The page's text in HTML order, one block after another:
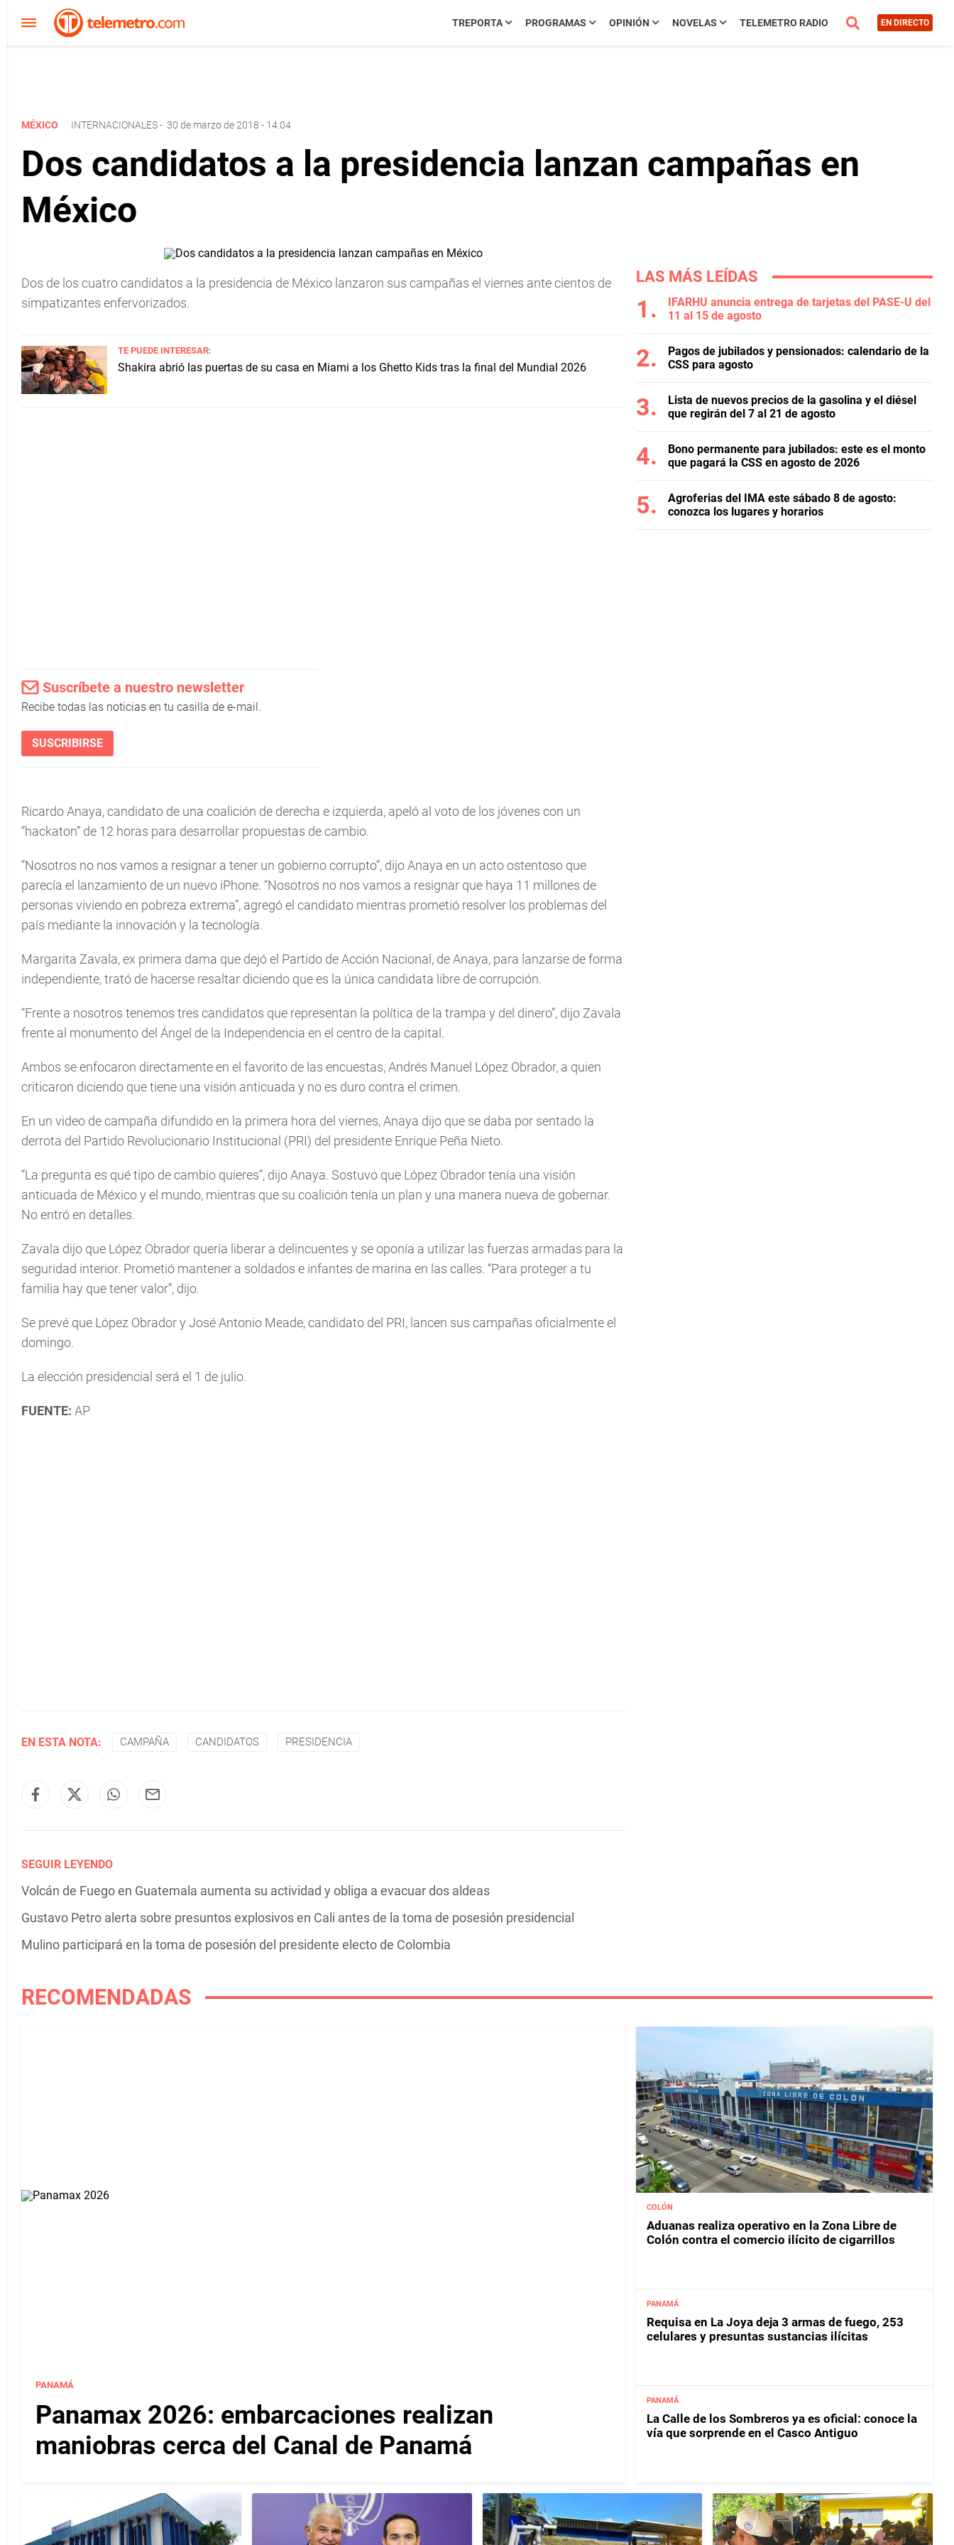
TREPORTA PROGRAMAS OPINIÓN NOVELAS TELEMETRO RADIO EN DIRECTO
MÉXICO INTERNACIONALES- 30 de marzo de 2018 - 14:04
Dos candidatos a la presidencia lanzan campañas en
México
Dos de los cuatro candidatos a la presidencia de México lanzaron sus campañas el viernes ante cientos de
simpatizantes enfervorizados.
TE PUEDE INTERESAR:
Shakira abrió las puertas de su casa en Miami a los Ghetto Kids tras la final del Mundial 2026
Suscríbete a nuestro newsletter
Recibe todas las noticias en tu casilla de e-mail.
SUSCRIBIRSE
Ricardo Anaya, candidato de una coalición de derecha e izquierda, apeló al voto de los jóvenes con un
“hackaton” de 12 horas para desarrollar propuestas de cambio.
“Nosotros no nos vamos a resignar a tener un gobierno corrupto”, dijo Anaya en un acto ostentoso que
parecía el lanzamiento de un nuevo iPhone. “Nosotros no nos vamos a resignar que haya 11 millones de
personas viviendo en pobreza extrema”, agregó el candidato mientras prometió resolver los problemas del
país mediante la innovación y la tecnología.
Margarita Zavala, ex primera dama que dejó el Partido de Acción Nacional, de Anaya, para lanzarse de forma
independiente, trató de hacerse resaltar diciendo que es la única candidata libre de corrupción.
“Frente a nosotros tenemos tres candidatos que representan la política de la trampa y del dinero”, dijo Zavala
frente al monumento del Ángel de la Independencia en el centro de la capital.
Ambos se enfocaron directamente en el favorito de las encuestas, Andrés Manuel López Obrador, a quien
criticaron diciendo que tiene una visión anticuada y no es duro contra el crimen.
En un video de campaña difundido en la primera hora del viernes, Anaya dijo que se daba por sentado la
derrota del Partido Revolucionario Institucional (PRI) del presidente Enrique Peña Nieto.
“La pregunta es qué tipo de cambio quieres”, dijo Anaya. Sostuvo que López Obrador tenía una visión
anticuada de México y el mundo, mientras que su coalición tenía un plan y una manera nueva de gobernar.
No entró en detalles.
Zavala dijo que López Obrador quería liberar a delincuentes y se oponía a utilizar las fuerzas armadas para la
seguridad interior. Prometió mantener a soldados e infantes de marina en las calles. “Para proteger a tu
familia hay que tener valor”, dijo.
Se prevé que López Obrador y José Antonio Meade, candidato del PRI, lancen sus campañas oficialmente el
domingo.
La elección presidencial será el 1 de julio.
FUENTE: AP
EN ESTA NOTA: CAMPAÑA CANDIDATOS PRESIDENCIA
SEGUIR LEYENDO
Volcán de Fuego en Guatemala aumenta su actividad y obliga a evacuar dos aldeas
Gustavo Petro alerta sobre presuntos explosivos en Cali antes de la toma de posesión presidencial
Mulino participará en la toma de posesión del presidente electo de Colombia
LAS MÁS LEÍDAS
IFARHU anuncia entrega de tarjetas del PASE-U del
11 al 15 de agosto
Pagos de jubilados y pensionados: calendario de la
CSS para agosto
Lista de nuevos precios de la gasolina y el diésel
que regirán del 7 al 21 de agosto
Bono permanente para jubilados: este es el monto
que pagará la CSS en agosto de 2026
Agroferias del IMA este sábado 8 de agosto:
conozca los lugares y horarios
RECOMENDADAS
PANAMÁ
Panamax 2026: embarcaciones realizan
maniobras cerca del Canal de Panamá
COLÓN
Aduanas realiza operativo en la Zona Libre de
Colón contra el comercio ilícito de cigarrillos
PANAMÁ
Requisa en La Joya deja 3 armas de fuego, 253
celulares y presuntas sustancias ilícitas
PANAMÁ
La Calle de los Sombreros ya es oficial: conoce la
vía que sorprende en el Casco Antiguo